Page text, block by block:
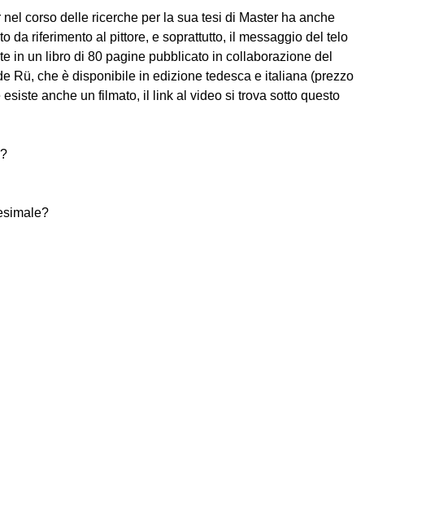
corso delle ricerche per la sua tesi di Master ha anche
da riferimento al pittore, e soprattutto, il messaggio del telo
in un libro di 80 pagine pubblicato in collaborazione del
Rü, che è disponibile in edizione tedesca e italiana (prezzo
anche un filmato, il link al video si trova sotto questo